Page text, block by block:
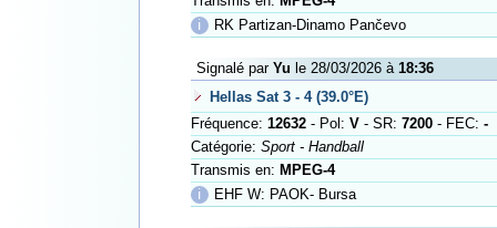
ℹ
RK Partizan-Dinamo Pančevo
Signalé par Yu le 28/03/2026 à 18:36
Hellas Sat 3 - 4 (39.0°E)
Fréquence: 12632- Pol: V- SR: 7200- FEC: -
Catégorie: Sport - Handball
Transmis en: MPEG-4
ℹ
EHF W: PAOK- Bursa